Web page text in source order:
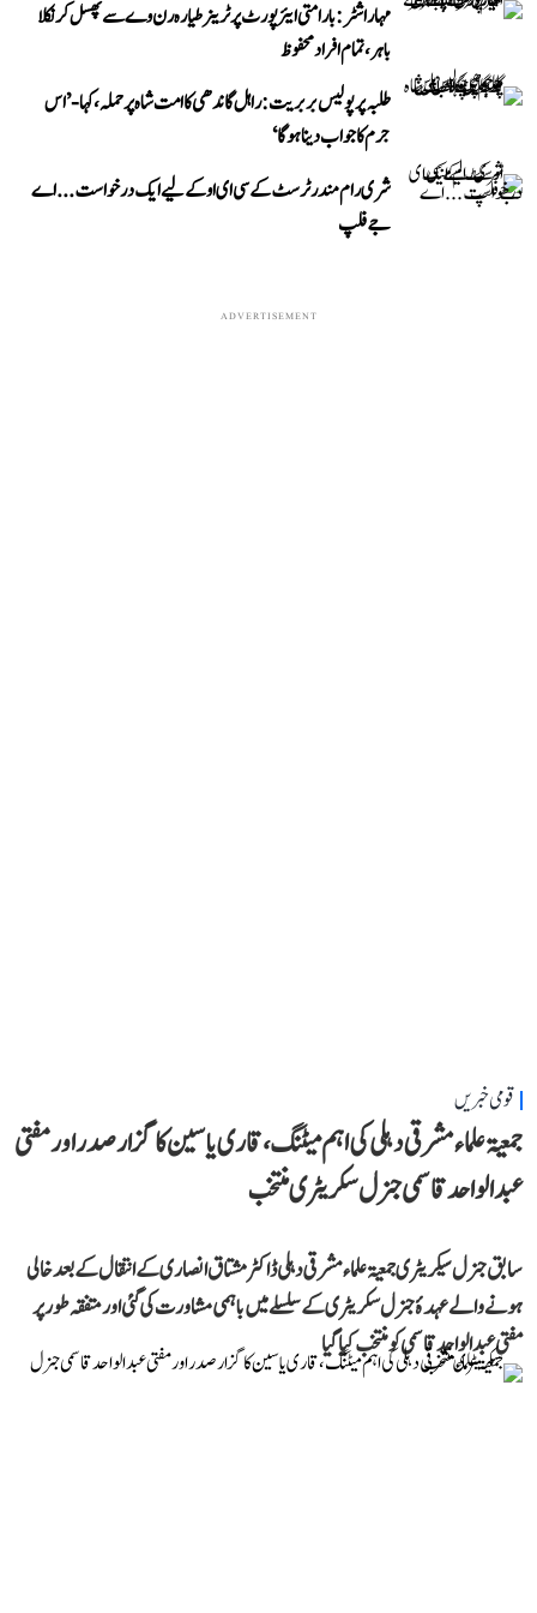
مہاراشٹر: بارامتی ایئرپورٹ پر ٹرینر طیارہ رن وے سے پھسل کر نکلا
باہر، تمام افراد محفوظ
طلبہ پر پولیس بربریت: راہل گاندھی کا امت شاہ پر حملہ، کہا- ’اس
جرم کا جواب دینا ہوگا‘
شری رام مندر ٹرسٹ کے سی ای او کے لیے ایک درخواست...اے
جے فلپ
ADVERTISEMENT
قومی خبریں
جمعیۃ علماء مشرقی دہلی کی اہم میٹنگ، قاری یاسین کا گزار صدر اور مفتی
عبد الواحد قاسمی جنرل سکریٹری منتخب
سابق جنرل سیکریٹری جمعیۃ علماء مشرقی دہلی ڈاکٹر مشتاق انصاری کے انتقال کے بعد خالی
ہونے والے عہدۂ جنرل سکریٹری کے سلسلے میں باہمی مشاورت کی گئی اور متفقہ طور پر
مفتی عبد الواحد قاسمی کو منتخب کیا گیا